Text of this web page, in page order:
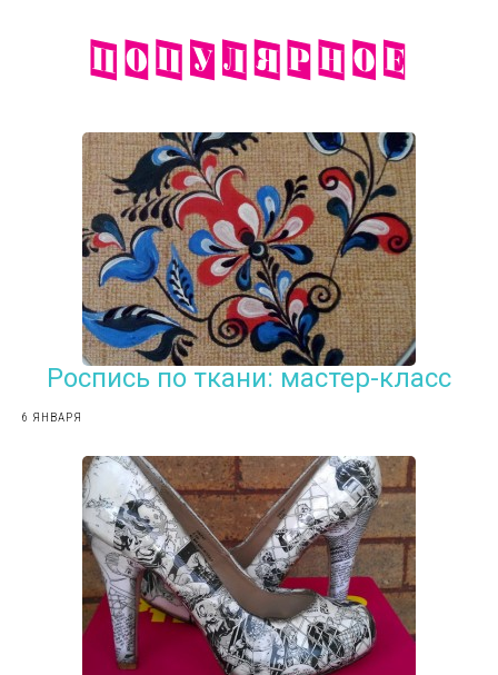
Роспись по ткани: мастер-класс
6 ЯНВАРЯ